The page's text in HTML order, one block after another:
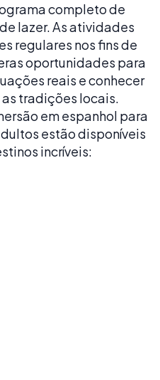
completo de
lazer. As atividades
regulares nos fins de
oportunidades para
reais e conhecer
tradições locais.
em espanhol para
estão disponíveis
incríveis: